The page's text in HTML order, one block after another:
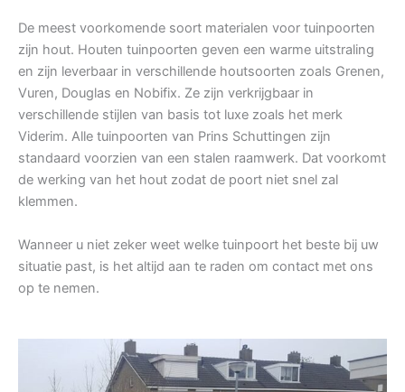
De meest voorkomende soort materialen voor tuinpoorten
zijn hout. Houten tuinpoorten geven een warme uitstraling
en zijn leverbaar in verschillende houtsoorten zoals Grenen,
Vuren, Douglas en Nobifix. Ze zijn verkrijgbaar in
verschillende stijlen van basis tot luxe zoals het merk
Viderim. Alle tuinpoorten van Prins Schuttingen zijn
standaard voorzien van een stalen raamwerk. Dat voorkomt
de werking van het hout zodat de poort niet snel zal
klemmen.
Wanneer u niet zeker weet welke tuinpoort het beste bij uw
situatie past, is het altijd aan te raden om contact met ons
op te nemen.